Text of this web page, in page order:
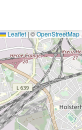
Leaflet | ©OpenStreetMap